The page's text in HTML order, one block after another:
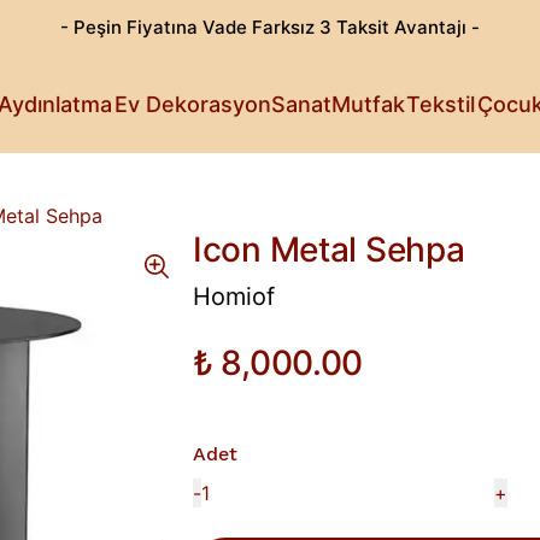
- Peşin Fiyatına Vade Farksız 3 Taksit Avantajı -
Işıldayan
Ev Dekorasyon Detaylı
Sanat Sanattan
Mutfak Estetik
Tekstil
Rahat
Küçüklerin
Patili
Fark
Sehpa
Icon Metal Sehpa
Homiof
₺ 8,000.00
Adet
- +